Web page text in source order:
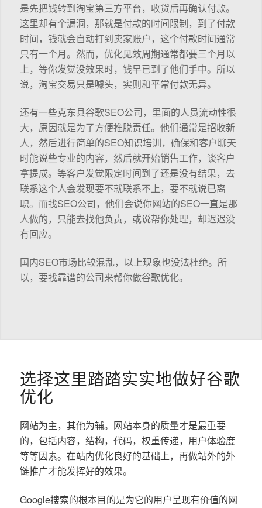
是先把钱转到淘宝第三方平台，收货后再确认付款。
这里却有个漏洞，那就是付款的时间限制，到了付款
时间，钱就会自动打到卖家账户，这个付款时间通常
只有一个月。然而，优化见效周期通常都要三个月以
上，等你发觉没效果时，钱早已到了他们手中。所以
说，淘宝交易只是噱头，实则和平常付款无异。
还有一些克东县谷歌SEO公司，里面的人员流动性很
大，原因就是为了方便推脱责任。他们通常是招收新
人，然后进行简单的SEO知识培训，确保和客户聊天
时能说些专业的内容，然后就开始销售工作，谈客户
拿提成。等客户发觉限定时间到了还是没有结果，去
联系这个人会发现要不就联系不上，要不就说已离
职。而找SEO公司，他们会说你网站的SEO一直是那
人做的，只能去找他负责，或说帮你处理，却迟迟没
有回应。
国内SEO市场比较混乱，以上现象也没法杜绝。所
以，要找靠谱的公司来帮你做谷歌优化。
选择这里踏踏实实地做好谷歌
优化
网站为主，其他为辅。网站本身的质量才是最重要
的，包括内容，结构，代码，权重传递，用户体验度
等等因素。在站内优化良好的基础上，再做站外的外
链推广才能发挥好的效果。
Google搜索的根本目的是为它的用户呈现有价值的网